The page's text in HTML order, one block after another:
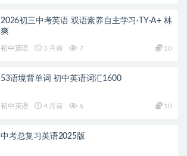
2026初三中考英语 双语素养自主学习·TY·A+ 林
爽
初中英语 3 月前 7 10
53语境背单词 初中英语词汇1600
初中英语 4 月前 6 10
中考总复习英语2025版